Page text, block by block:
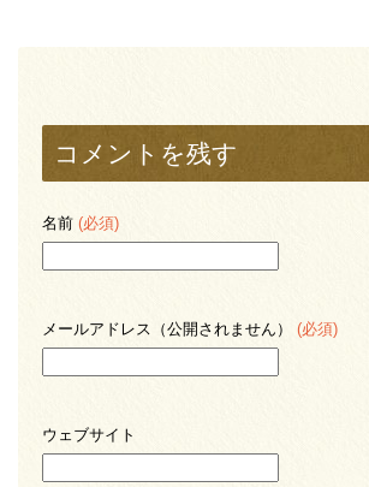
コメントを残す
名前 (必須)
メールアドレス（公開されません） (必須)
ウェブサイト